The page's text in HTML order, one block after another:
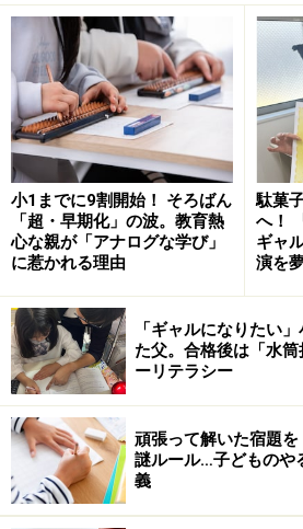
ママ友への上手な断り方3：提
ママ友からの誘いをサラリと
よう
誘いを断るためにも、自
ションパターンを知ろう
私たちのコミュニケーションパタ
分かれます。あなたはどれに近い
しょう。
● 攻撃型
怒りをぶつける、相手を責める、
嚇する、怒鳴る、批判する、侮辱
小1までに9割開始！ そろばん
「超・早期化」の波。教育熱
心な親が「アナログな学び」
に惹かれる理由
駄菓
へ！
ギャ
演を
「ギャルになりたい
た父。合格後は「水
ーリテラシー
頑張って解いた宿題を
謎ルール…子どものや
義